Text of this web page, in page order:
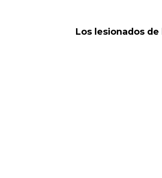
Los lesionados de